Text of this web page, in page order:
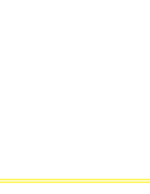
дизайн
близкому
кто интересуется
просто браслет, а
который